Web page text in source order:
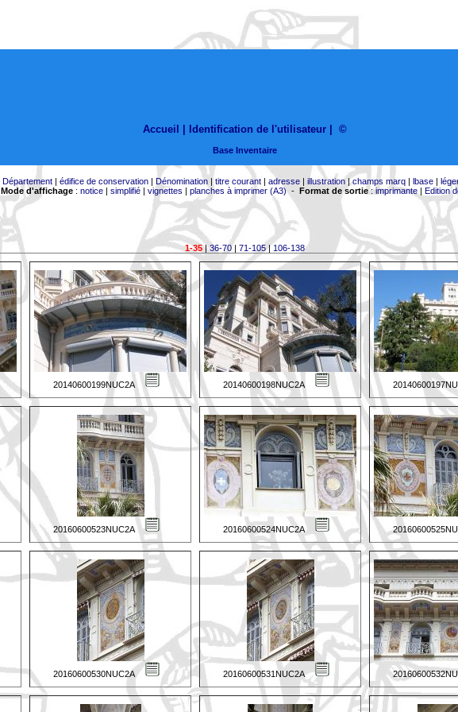
Accueil | Identification de l'utilisateur ©
Base Inventaire
Département| édifice de conservation| Dénomination| titre courant| adresse| illustration|champs marq| lbase|
Mode d'affichage: notice| simplifié| vignettes | planches à imprimer (A3)- Format de sortie:imprimante| Edition
1-35|36-70| 71-105| 106-138
20140600199NUC2A 20140600198NUC2A
20160600523NUC2A 20160600524NUC2A
20160600530NUC2A 20160600531NUC2A